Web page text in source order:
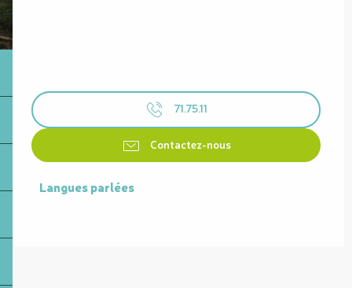
71.75.11
Contactez-nous
Langues parlées
Langues parlées